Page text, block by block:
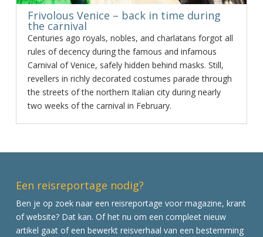
Frivolous Venice – back in time during
the carnival
Centuries ago royals, nobles, and charlatans forgot all
rules of decency during the famous and infamous
Carnival of Venice, safely hidden behind masks. Still,
revellers in richly decorated costumes parade through
the streets of the northern Italian city during nearly
two weeks of the carnival in February.
Een reisreportage nodig?
Ben je op zoek naar een reisreportage voor magazine, krant
of website? Dat kan. Of het nu om een compleet nieuw
artikel gaat of een bewerkt reisverhaal van een bestemming